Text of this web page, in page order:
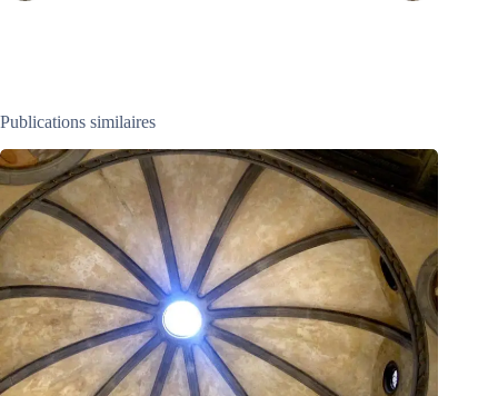
Publications similaires